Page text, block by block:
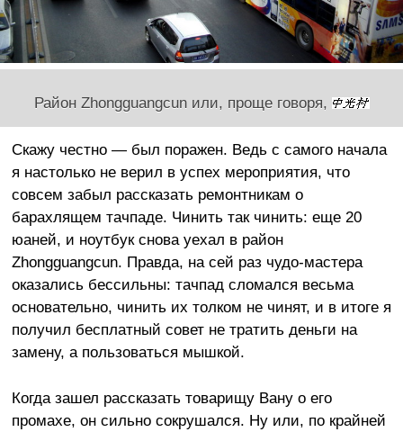
Район Zhongguangcun или, проще говоря,
Скажу честно — был поражен. Ведь с самого начала
я настолько не верил в успех мероприятия, что
совсем забыл рассказать ремонтникам о
барахлящем тачпаде. Чинить так чинить: еще 20
юаней, и ноутбук снова уехал в район
Zhongguangcun. Правда, на сей раз чудо-мастера
оказались бессильны: тачпад сломался весьма
основательно, чинить их толком не чинят, и в итоге я
получил бесплатный совет не тратить деньги на
замену, а пользоваться мышкой.
Когда зашел рассказать товарищу Вану о его
промахе, он сильно сокрушался. Ну или, по крайней